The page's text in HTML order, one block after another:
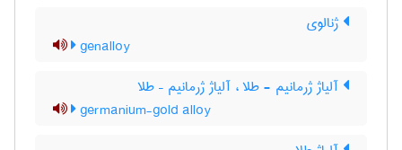
ژنالوی
genalloy
آلیاژ ژرمانیم - طلا ، آلیاژ ژرمانیم – طلا
germanium-gold alloy